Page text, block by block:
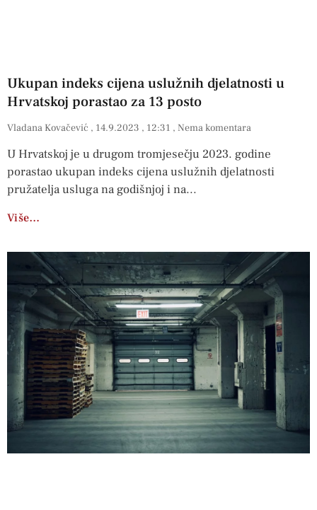
Ukupan indeks cijena uslužnih djelatnosti u
Hrvatskoj porastao za 13 posto
Vladana Kovačević 14.9.2023 12:31 Nema komentara
U Hrvatskoj je u drugom tromjesečju 2023. godine
porastao ukupan indeks cijena uslužnih djelatnosti
pružatelja usluga na godišnjoj i na
Više…